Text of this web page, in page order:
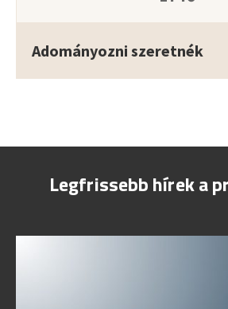
Adományozni szeretnék
Legfrissebb hírek a